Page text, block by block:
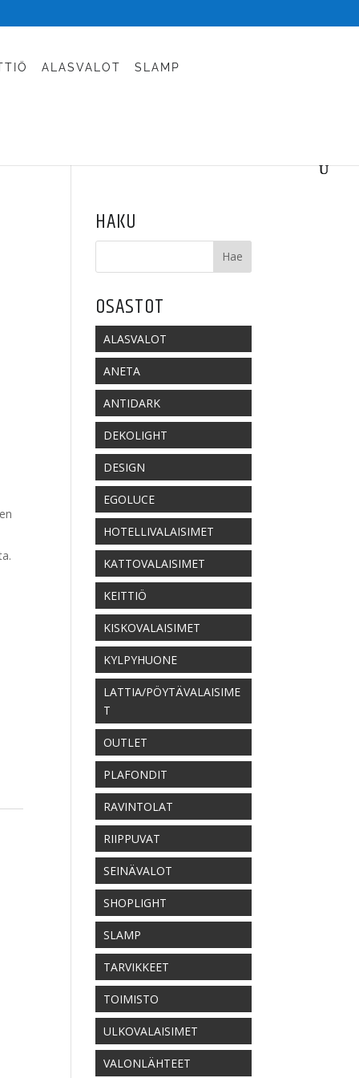
ALASVALOT SLAMP
HAKU
OSASTOT
ALASVALOT
ANETA
ANTIDARK
DEKOLIGHT
DESIGN
EGOLUCE
HOTELLIVALAISIMET
KATTOVALAISIMET
KEITTIÖ
KISKOVALAISIMET
KYLPYHUONE
LATTIA/PÖYTÄVALAISIME
T
OUTLET
PLAFONDIT
RAVINTOLAT
RIIPPUVAT
SEINÄVALOT
SHOPLIGHT
SLAMP
TARVIKKEET
TOIMISTO
ULKOVALAISIMET
VALONLÄHTEET